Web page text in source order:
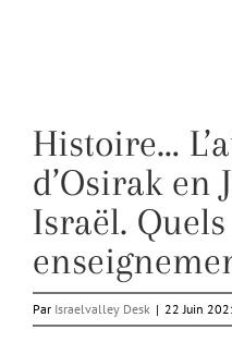
Histoire…
d’Osirak en
Israël. Quels
Par Israelvalley Desk | 22 Juin